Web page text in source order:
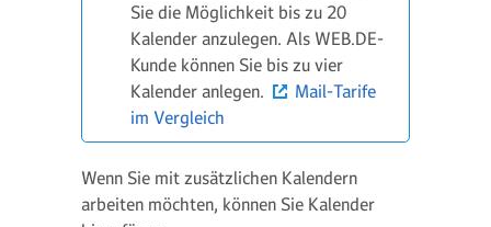
Sie die Möglichkeit bis zu 20
Kalender anzulegen. Als WEB.DE-
Kunde können Sie bis zu vier
Kalender anlegen.
Mail-Tarife
im Vergleich
Wenn Sie mit zusätzlichen Kalendern
arbeiten möchten, können Sie Kalender